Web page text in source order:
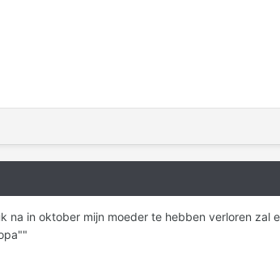
na in oktober mijn moeder te hebben verloren zal